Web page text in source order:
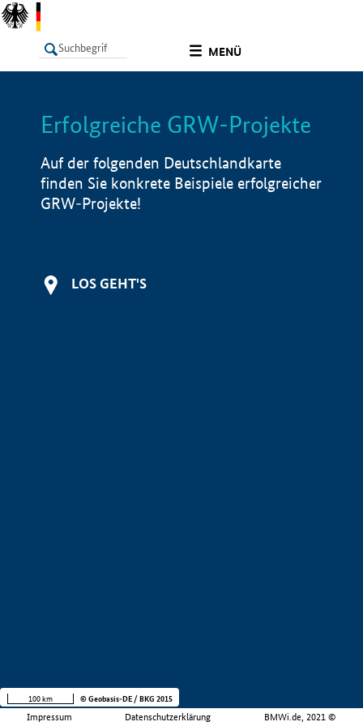
MENÜ
LISTE Info
Erfolgreiche GRW-Projekte
Auf der folgenden Deutschlandkarte
finden Sie konkrete Beispiele erfolgreicher
GRW-Projekte!
LOS GEHT'S
Impressum Datenschutzerklärung BMWi.de, 2021 ©
100 km © Geobasis-DE / BKG 2015